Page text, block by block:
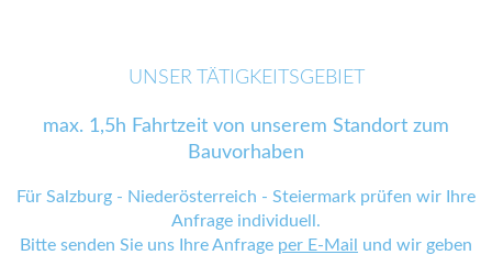
UNSER TÄTIGKEITSGEBIET
max. 1,5h Fahrtzeit von unserem Standort zum
Bauvorhaben
Für Salzburg - Niederösterreich - Steiermark prüfen wir Ihre
Anfrage individuell.
Bitte senden Sie uns Ihre Anfrage per E-Mail
und wir geben